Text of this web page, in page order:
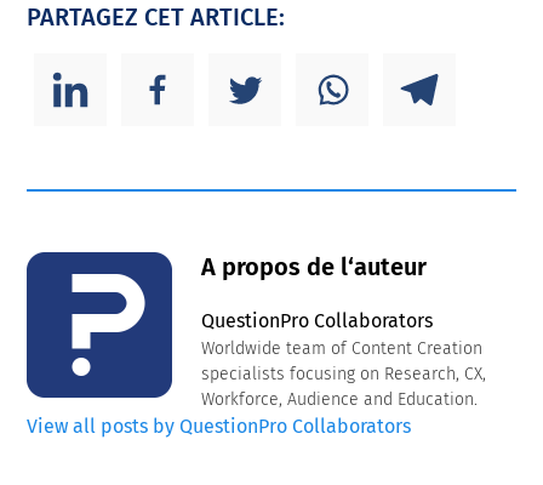
PARTAGEZ CET ARTICLE:
A propos de l‘auteur
QuestionPro Collaborators
Worldwide team of Content Creation
specialists focusing on Research, CX,
Workforce, Audience and Education.
View all posts by QuestionPro Collaborators